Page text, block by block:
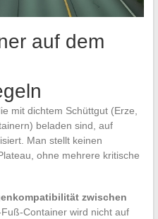
auf dem
mit dichtem Schüttgut (Erze,
beladen sind, auf
Man stellt keinen
ohne mehrere kritische
zwischen
Container wird nicht auf